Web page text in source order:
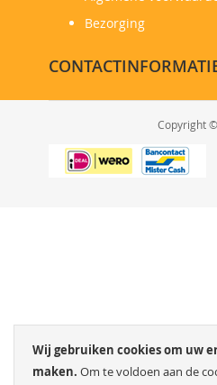
Wij gebruiken cookies om uw
maken. Om te voldoen aan de
Bezorging
Copyright